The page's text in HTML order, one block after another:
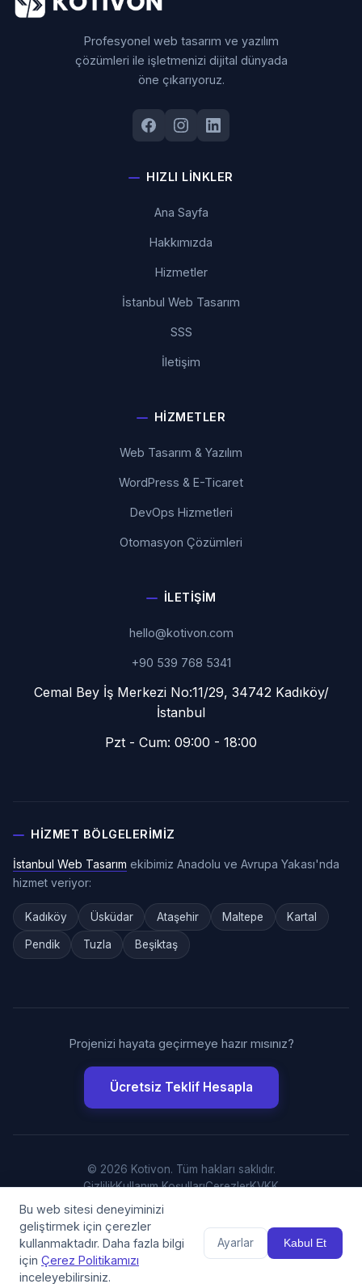
Profesyonel web tasarım ve yazılım
çözümleri ile işletmenizi dijital dünyada
öne çıkarıyoruz.
HIZLI LINKLER
Ana Sayfa
Hakkımızda
Hizmetler
İstanbul Web Tasarım
SSS
İletişim
HIZMETLER
Web Tasarım & Yazılım
WordPress & E-Ticaret
DevOps Hizmetleri
Otomasyon Çözümleri
İLETIŞIM
hello@kotivon.com
+90 539 768 5341
Cemal Bey İş Merkezi No:11/29, 34742 Kadıköy/
İstanbul
Pzt - Cum: 09:00 - 18:00
HIZMET BÖLGELERIMIZ
İstanbul Web Tasarım ekibimiz Anadolu ve Avrupa Yakası'nda
hizmet veriyor:
Kadıköy Üsküdar Ataşehir Maltepe Kartal
Pendik Tuzla Beşiktaş
Projenizi hayata geçirmeye hazır mısınız?
Ücretsiz Teklif Hesapla
© 2026 Kotivon. Tüm hakları saklıdır.
GizlilikKullanım KoşullarıÇerezlerKVKK
Bu web sitesi deneyiminizi
geliştirmek için çerezler
kullanmaktadır. Daha fazla bilgi
için Çerez Politikamızı
inceleyebilirsiniz.
Ayarlar Kabul Et